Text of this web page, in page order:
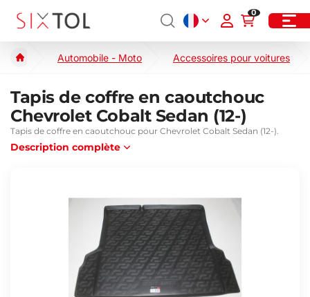
0
Automobile - Moto Accessoires pour voitures
Tapis de coffre en caoutchouc
Chevrolet Cobalt Sedan (12-)
Tapis de coffre en caoutchouc pour Chevrolet Cobalt Sedan (12-).
Description complète